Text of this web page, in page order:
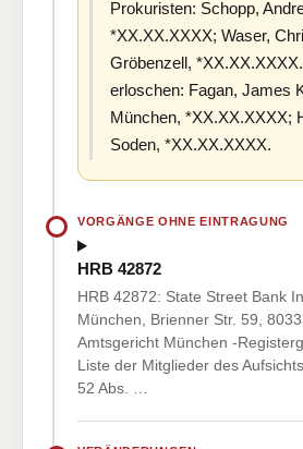
Prokuristen: Schopp,
*XX.XX.XXXX; Waser,
Gröbenzell,
erloschen: Fagan, James
München, *XX.XX.XXXX;
Soden, *XX.XX.XXXX.
VORGÄNGE OHNE EINTRAGUNG
HRB 42872
HRB 42872: State Street Bank
München, Brienner Str. 59,
Amtsgericht München -
Liste der Mitglieder des
52 Abs. …